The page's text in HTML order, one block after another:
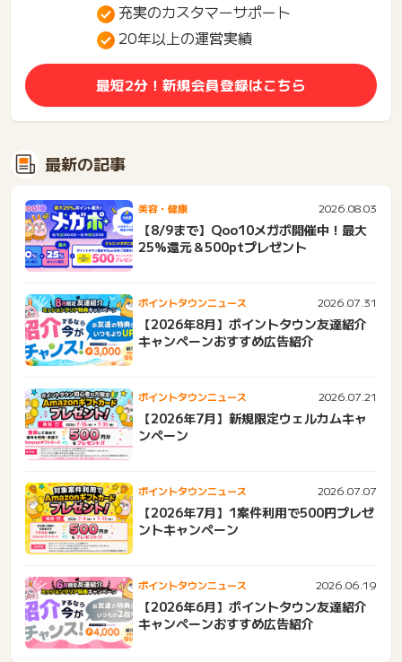
充実のカスタマーサポート
20年以上の運営実績
最短2分！新規会員登録はこちら
最新の記事
美容・健康 2026.08.03
【8/9まで】Qoo10メガポ開催中！最大
25%還元＆500ptプレゼント
ポイントタウンニュース 2026.07.31
【2026年8月】ポイントタウン友達紹介
キャンペーンおすすめ広告紹介
ポイントタウンニュース 2026.07.21
【2026年7月】新規限定ウェルカムキャ
ンペーン
ポイントタウンニュース 2026.07.07
【2026年7月】1案件利用で500円プレゼ
ントキャンペーン
ポイントタウンニュース 2026.06.19
【2026年6月】ポイントタウン友達紹介
キャンペーンおすすめ広告紹介